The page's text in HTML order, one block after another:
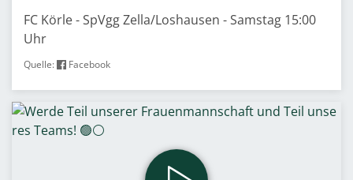
FC Körle - SpVgg Zella/Loshausen - Samstag 15:00
Uhr
Quelle: Facebook